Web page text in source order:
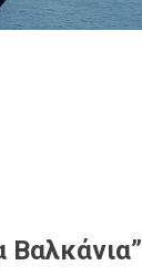
Βαλκάνια”